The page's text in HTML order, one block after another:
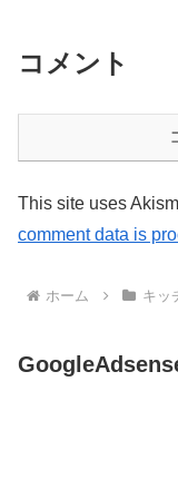
コメント
This site uses
comment data is
ホーム キッ